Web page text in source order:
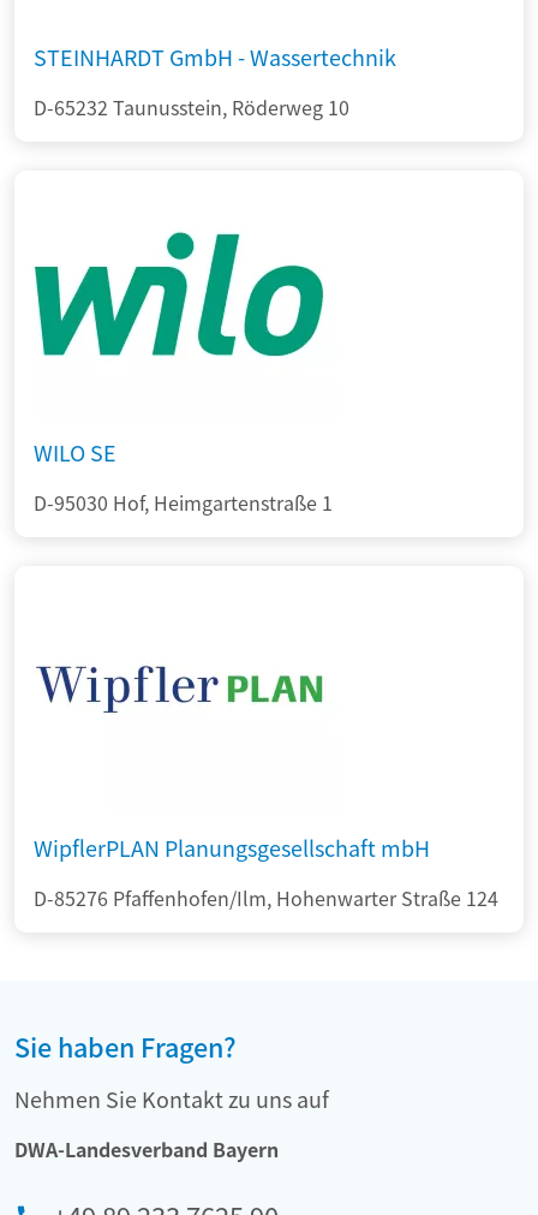
STEINHARDT GmbH - Wassertechnik
D-65232 Taunusstein, Röderweg 10
WILO SE
D-95030 Hof, Heimgartenstraße 1
WipflerPLAN Planungsgesellschaft mbH
D-85276 Pfaffenhofen/Ilm, Hohenwarter Straße 124
Sie haben Fragen?
Nehmen Sie Kontakt zu uns auf
DWA-Landesverband Bayern